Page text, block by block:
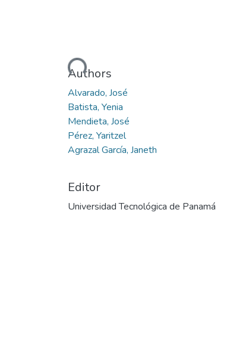
Cargando...Authors
Alvarado, José
Batista, Yenia
Mendieta, José
Pérez, Yaritzel
Agrazal García, Janeth
Editor
Universidad Tecnológica de Panamá